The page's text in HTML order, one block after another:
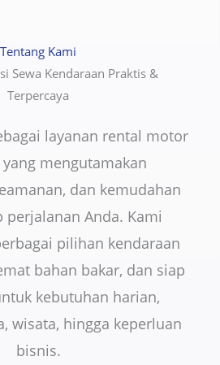
Tentang Kami
Sewa Kendaraan Praktis &
Terpercaya
layanan rental motor
mengutamakan
dan kemudahan
perjalanan Anda. Kami
pilihan kendaraan
bahan bakar, dan siap
kebutuhan harian,
wisata, hingga keperluan
bisnis.